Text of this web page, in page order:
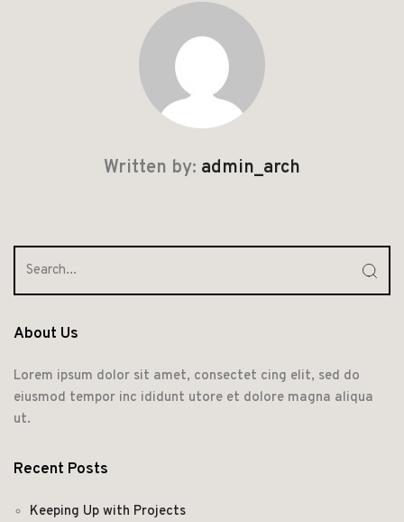
Written by: admin_arch
About Us
Lorem ipsum dolor sit amet, consectet cing elit, sed do
eiusmod tempor inc ididunt utore et dolore magna aliqua
ut.
Recent Posts
Keeping Up with Projects